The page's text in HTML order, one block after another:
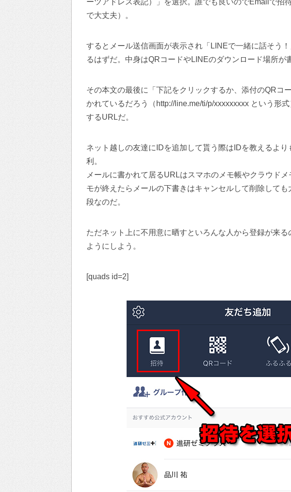
ーツアドレス表記）」を選択。誰でも良いのでEmailで招
で大丈夫）。
するとメール送信画面が表示され「LINEで一緒に話そう
るはずだ。中身はQRコードやLINEのダウンロード場所が
その本文の最後に「下記をクリックするか、添付のQRコ
かれているだろう（http://line.me/ti/p/xxxxxxxxx という形
するURLだ。
ネット越しの友達にIDを追加して貰う際はIDを教えるよ
利。
メールに書かれて居るURLはスマホのメモ帳やクラウド
モが終えたらメールの下書きはキャンセルして削除して
段なのだ。
ただネット上に不用意に晒すといろんな人から登録が来
ようにしよう。
[quads id=2]